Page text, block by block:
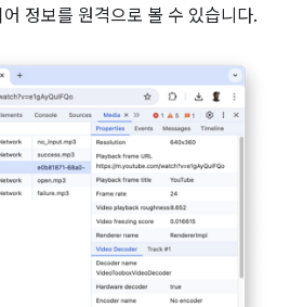
정보를 원격으로 볼 수 있습니다.